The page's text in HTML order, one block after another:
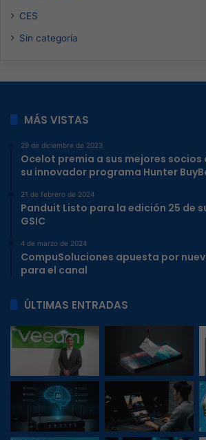
CES
Sin categoría
MÁS VISTAS
29 de diciembre de 2023
Ocelot premia a sus mejores socios
su innovador programa Hunter
21 de febrero de 2024
Panduit Listo para la edición 25 de
GSIC
4 de marzo de 2024
CompuSoluciones apuesta por
para el canal
ÚLTIMAS ENTRADAS